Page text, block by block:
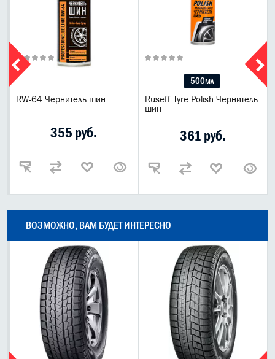
RW-64 Чернитель шин
355 руб.
500мл
Ruseff Tyre Polish Чернитель
шин
361 руб.
ВОЗМОЖНО, ВАМ БУДЕТ ИНТЕРЕСНО